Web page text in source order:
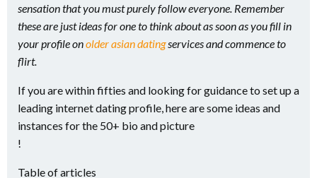
sensation that you must purely follow everyone. Remember
these are just ideas for one to think about as soon as you fill in
your profile onolder asian datingservices and commence to
flirt.
If you are within fifties and looking for guidance to set up a
leading internet dating profile, here are some ideas and
instances for the 50+ bio and picture
!
Table of articles